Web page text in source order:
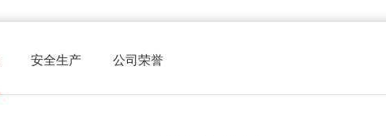
安全生产 公司荣誉